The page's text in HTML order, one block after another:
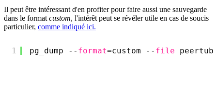
Il peut être intéressant d'en profiter pour faire aussi une sauvegarde
dans le format custom, l'intérêt peut se révéler utile en cas de soucis
particulier, comme indiqué ici.
1 pg_dump -- format=custom -- file